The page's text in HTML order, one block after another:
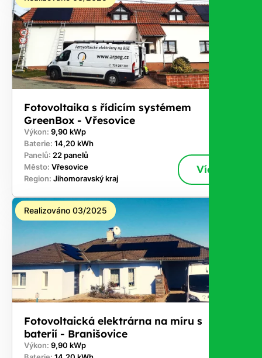
Fotovoltaika s řídicím systémem
GreenBox - Vřesovice
Výkon: 9,90 kWp
Baterie: 14,20 kWh
Panelů: 22 panelů
Město: Vřesovice
Region: Jihomoravský kraj
Více
Realizováno 03/2025
Fotovoltaická elektrárna na míru s
baterií - Branišovice
Výkon: 9,90 kWp